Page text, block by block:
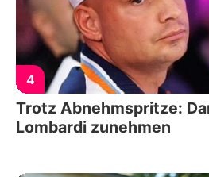
4
Trotz Abnehmspritze:
Lombardi zunehmen